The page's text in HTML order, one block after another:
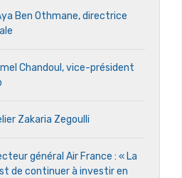
Ben Othmane, directrice
Chandoul, vice-président
Zakaria Zegoulli
général Air France : « La
de continuer à investir en